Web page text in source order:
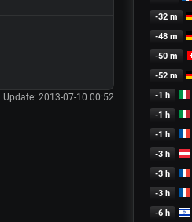
Update: 2013-07-10 00:52
-32 m
-48 m
-50 m
-52 m
-1 h
-1 h
-1 h
-3 h
-3 h
-3 h
-6 h